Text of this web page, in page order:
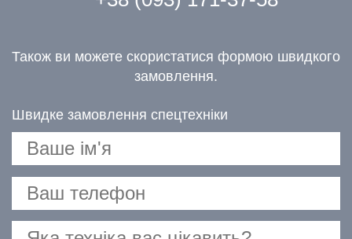
Також ви можете скористатися формою швидкого
замовлення.
Швидке замовлення спецтехніки